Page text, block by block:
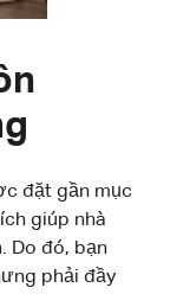
đặt gần mục
giúp nhà
Do đó, bạn
phải đầy